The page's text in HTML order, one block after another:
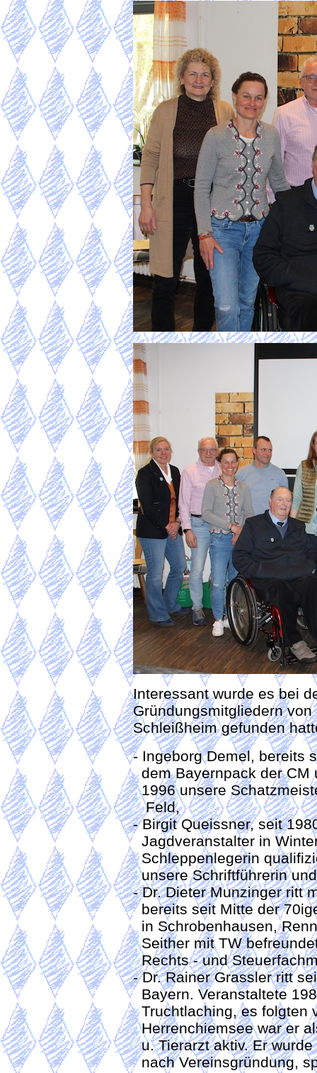
Interessant wurde es bei
Gründungsmitgliedern
Schleißheim gefunden
- Ingeborg Demel, bereits
dem Bayernpack der CM
1996 unsere
Feld,
- Birgit Queissner, seit
Jagdveranstalter in
Schleppenlegerin
unsere Schriftführerin
- Dr. Dieter Munzinger ritt
bereits seit Mitte der
in Schrobenhausen,
Seither mit TW
Rechts - und
- Dr. Rainer Grassler ritt
Bayern. Veranstaltete
Truchtlaching, es folgten
Herrenchiemsee war er
u. Tierarzt aktiv. Er wurde
nach Vereinsgründung,